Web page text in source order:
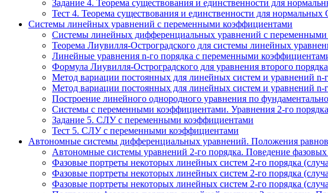
Задание 4. Теорема существования и единственности для
Тест 4. Теорема существования и единственности для
Системы линейных уравнений с переменными коэффициентами
Системы линейных дифференциальных уравнений с переменными
Теорема Лиувилля-Остроградского для системы линейных
Линейные уравнения n-го порядка с переменными
Формула Лиувилля-Остроградского для уравнения второго
Метод вариации постоянных для линейных систем и уравнений
Метод вариации постоянных для линейных систем и уравнений
Построение линейного однородного уравнения по
Системы с переменными коэффициентами. Уравнения 2-го
Задание 5. СЛУ с переменными коэффициентами
Тест 5. СЛУ с переменными коэффициентами
Автономные системы дифференциальных уравнений. Положения
Автономные системы уравнений 2-го порядка. Поведение
Фазовые портреты некоторых линейных систем 2-го порядка
Фазовые портреты некоторых линейных систем 2-го порядка
Фазовые портреты некоторых линейных систем 2-го порядка